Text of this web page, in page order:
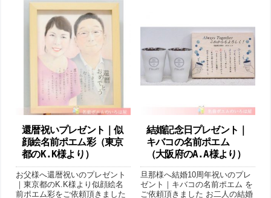
還暦祝いプレゼント｜似
顔絵名前ポエム彩（東京
都のK.K様より ）
お父様へ還暦祝いのプレゼント
｜東京都のK.K様より似顔絵名
前ポエム彩をご依頼頂きました
結婚記念日プレゼント｜
キバコの名前ポエム
（大阪府のA.A様より ）
旦那様へ結婚10周年祝いのプレ
ゼント｜キバコの名前ポエム を
ご依頼頂きました お二人の結婚